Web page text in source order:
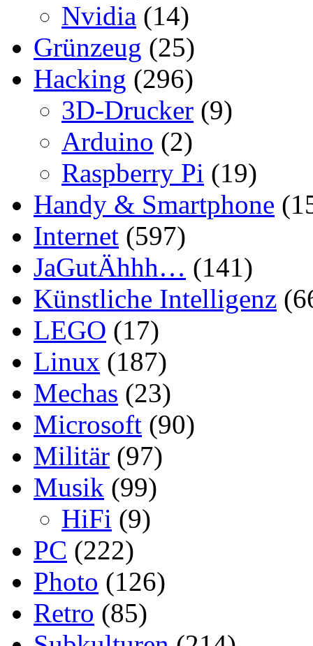
Nvidia (14)
Grünzeug (25)
Hacking (296)
3D-Drucker (9)
Arduino (2)
Raspberry Pi (19)
Handy & Smartphone
Internet (597)
JaGutÄhhh… (141)
Künstliche Intelligenz
LEGO (17)
Linux (187)
Mechas (23)
Microsoft (90)
Militär (97)
Musik (99)
HiFi (9)
PC (222)
Photo (126)
Retro (85)